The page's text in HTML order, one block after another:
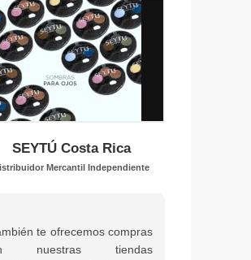
SEYTÚ Costa Rica
Mercantil Independiente
te ofrecemos compras
nuestras tiendas